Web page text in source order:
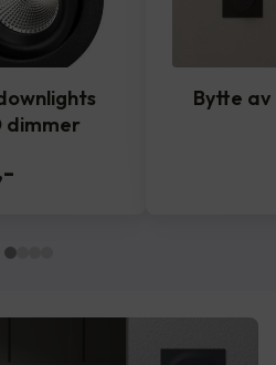
dimmer
Bytte